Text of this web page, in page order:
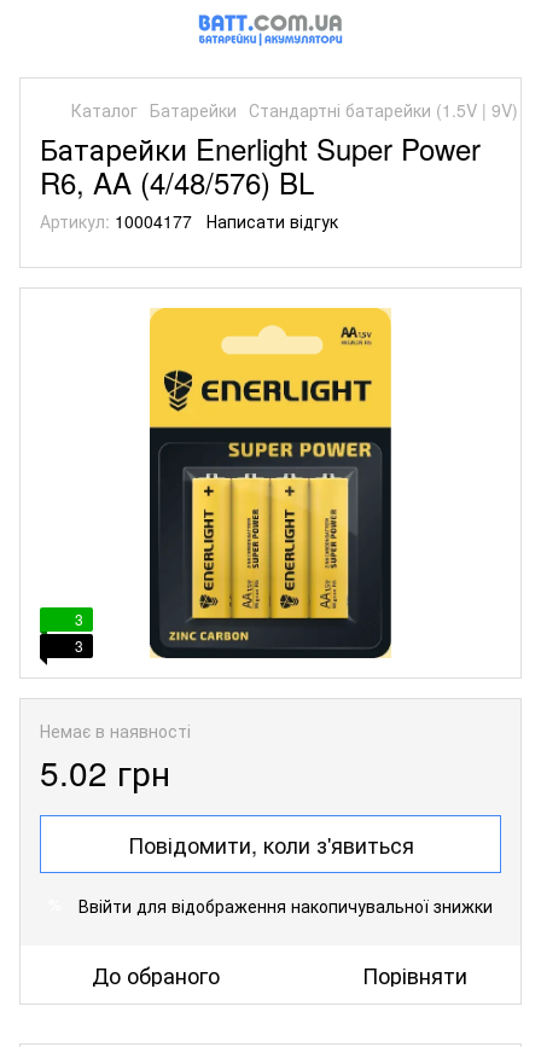
Каталог Батарейки Стандартні батарейки (1.5V | 9V)
Батарейки Enerlight Super Power
R6, AA (4/48/576) BL
Артикул: 10004177 Написати відгук
3
3
Немає в наявності
5.02 грн
Повідомити, коли з'явиться
Ввійти для відображення накопичувальної знижки
До обраного Порівняти